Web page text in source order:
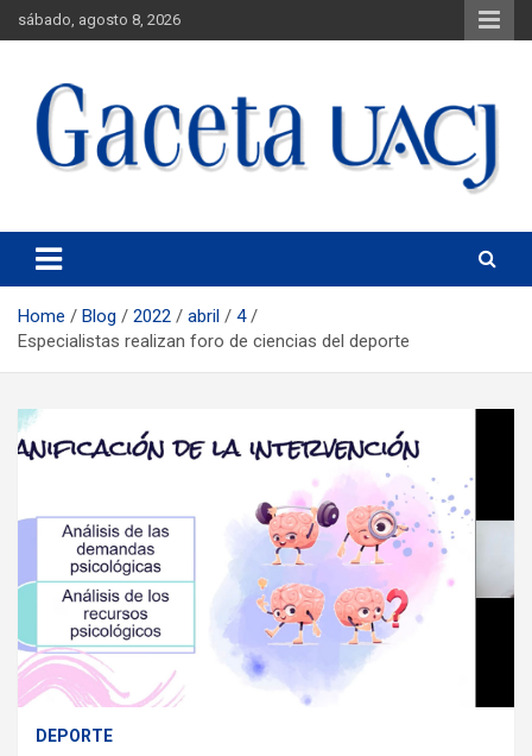
sábado, agosto 8, 2026
Gaceta UACJ
Home Blog 2022 abril
4
Especialistas realizan foro de ciencias del deporte
DEPORTE